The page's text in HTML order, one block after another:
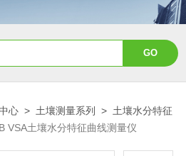
心 > 土壤测量系列 > 土壤水分特征
VSA土壤水分特征曲线测量仪